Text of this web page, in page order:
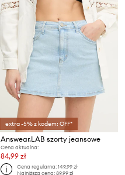
extra -5% z kodem: OFF*
Answear.LAB szorty jeansowe
Cena aktualna:
84,99 zł
Cena regularna:149,99 zł
Najniższa cena:89,99 zł